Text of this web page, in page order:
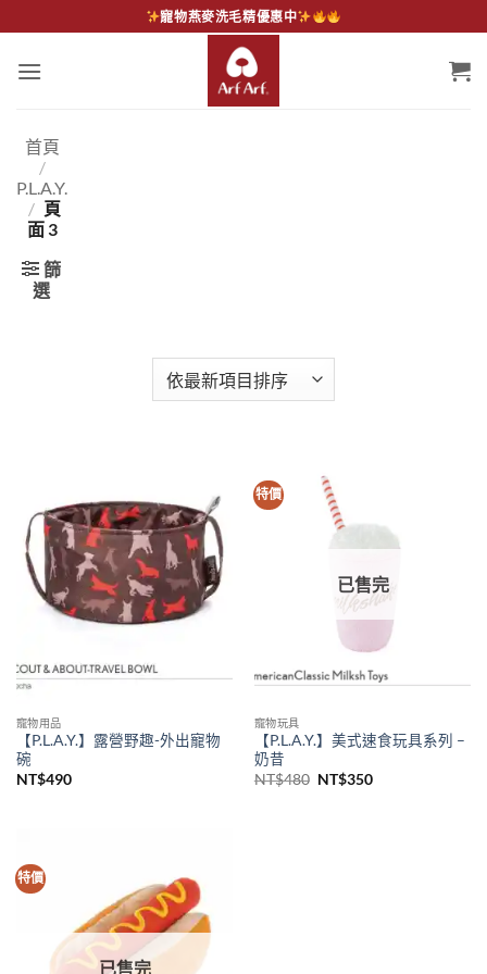
to
content
寵物燕麥洗毛精優惠中
首頁
/
P.L.A.Y.
/ 頁
面 3
篩
選
寵物用品
【P.L.A.Y.】露營野趣-外出寵物
碗
NT$490
特價
已售完
寵物玩具
【P.L.A.Y.】美式速食玩具系列 –
奶昔
NT$480 原
NT$350目
特價
已售完